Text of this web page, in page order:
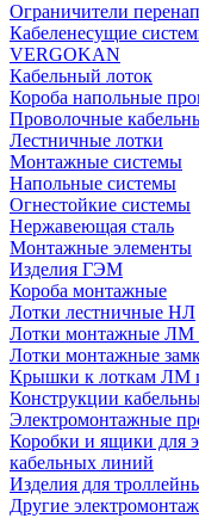
Ограничители
Кабеленесущие
VERGOKAN
Кабельный лоток
Короба напольные
Проволочные
Лестничные лотки
Монтажные системы
Напольные системы
Огнестойкие системы
Нержавеющая сталь
Монтажные элементы
Изделия ГЭМ
Короба монтажные
Лотки лестничные НЛ
Лотки монтажные
Лотки монтажные
Крышки к лоткам
Конструкции
Электромонтажные
Коробки и ящики для
кабельных линий
Изделия для
Другие